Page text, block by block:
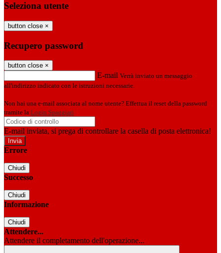
Seleziona utente
button close ×
Recupero password
button close ×
E-mail Verrà inviato un messaggio
all'indirizzo indicato con le istruzioni necessarie.
Non hai una e-mail associata al nome utente? Effettua il reset della password
tramite la Login Spaggiari
E-mail inviata, si prega di controllare la casella di posta elettronica!
Errore
Chiudi
Successo
Chiudi
Informazione
Chiudi
Attendere...
Attendere il completamento dell'operazione...